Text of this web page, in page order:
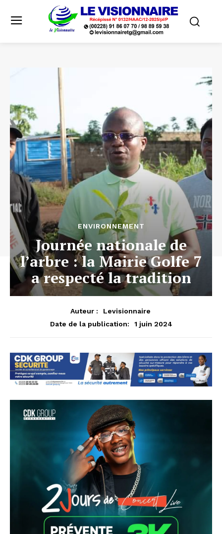
ENVIRONNEMENT
Journée nationale de
l’arbre : la Mairie Golfe 7
a respecté la tradition
Auteur :
Levisionnaire
Date de la publication:
1 juin 2024